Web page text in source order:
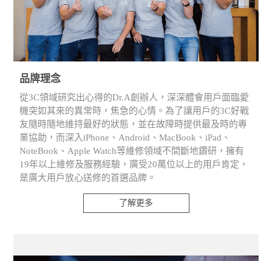
品牌理念
從3C領域研究出心得的Dr.A創辦人，深深體會用戶面臨愛
機突如其來的異常時，焦急的心情。為了讓用戶的3C好戰
友隨時隨地維持最好的狀態，並在故障時提供最及時的專
業協助，而深入iPhone、Android、MacBook、iPad、
NoteBook、Apple Watch等維修領域不間斷地鑽研，擁有
19年以上維修及服務經驗，廣受20萬位以上的用戶肯定，
是廣大用戶放心送修的首選品牌。
了解更多